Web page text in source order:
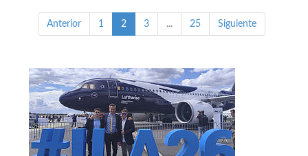
Anterior 1 2 3 ... 25 Siguiente